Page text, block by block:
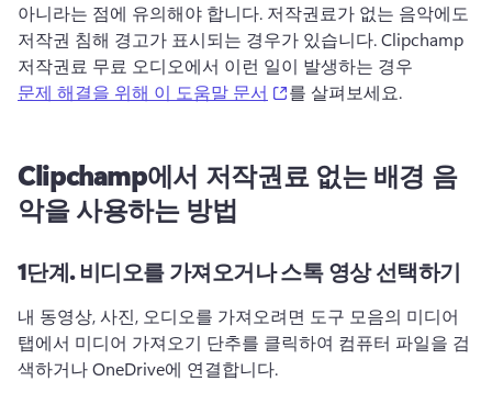
아니라는 점에 유의해야 합니다. 저작권료가 없는 음악에도
저작권 침해 경고가 표시되는 경우가 있습니다. Clipchamp
저작권료 무료 오디오에서 이런 일이 발생하는 경우
문제 해결을 위해 이 도움말 문서
(opens in a new tab)
를 살펴보세요.
Clipchamp에서 저작권료 없는 배경 음
악을 사용하는 방법
1단계.비디오를 가져오거나 스톡 영상 선택하기
내 동영상, 사진, 오디오를 가져오려면 도구 모음의 미디어
탭에서 미디어 가져오기 단추를 클릭하여 컴퓨터 파일을 검
색하거나 OneDrive에 연결합니다.